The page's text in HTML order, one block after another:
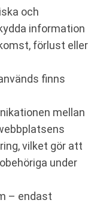
och
information
förlust eller
finns
mellan
vilket gör att
under
– endast